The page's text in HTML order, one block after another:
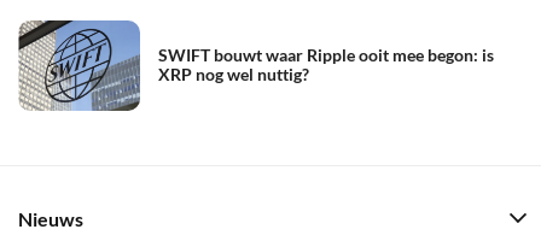
SWIFT bouwt waar Ripple ooit mee begon: is
XRP nog wel nuttig?
Nieuws